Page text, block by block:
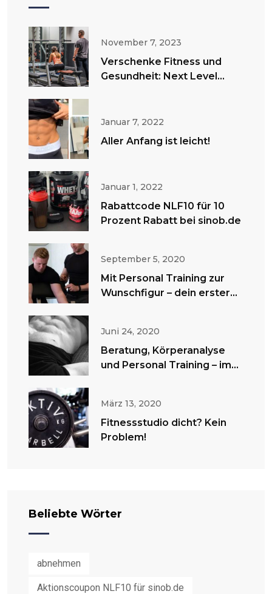
November 7, 2023
Verschenke Fitness und
Gesundheit: Next Level
Januar 7, 2022
Aller Anfang ist leicht!
Januar 1, 2022
Rabattcode NLF10 für 10
Prozent Rabatt bei sinob.de
September 5, 2020
Mit Personal Training zur
Wunschfigur – dein erster
Juni 24, 2020
Beratung, Körperanalyse
und Personal Training – im
März 13, 2020
Fitnessstudio dicht? Kein
Problem!
Beliebte Wörter
abnehmen
Aktionscoupon NLF10 für sinob.de